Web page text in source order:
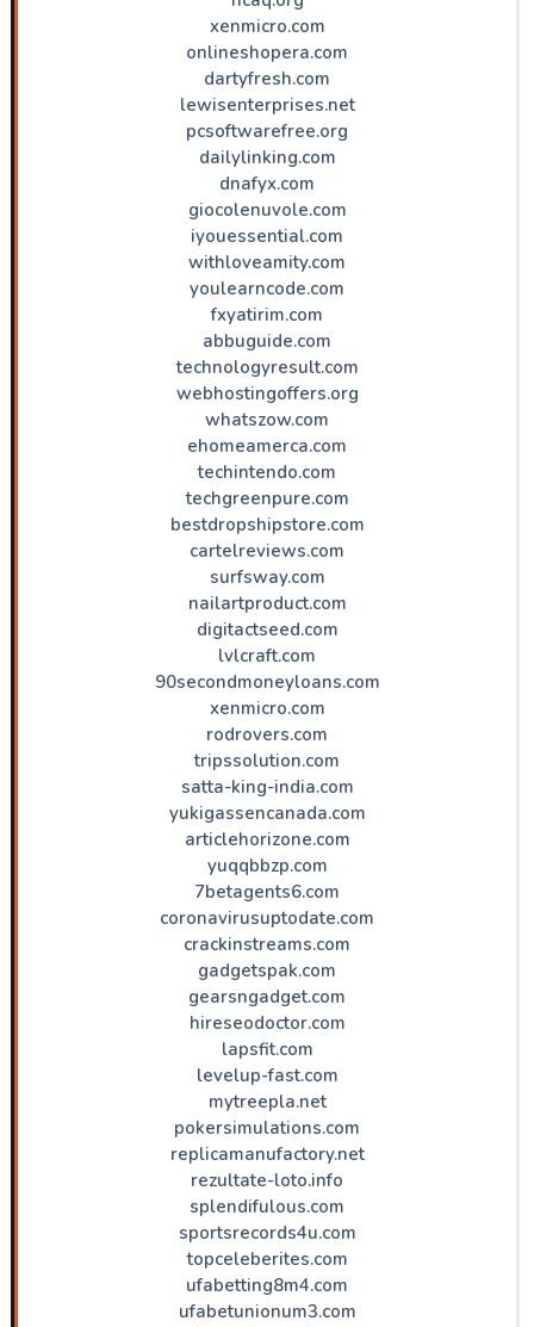
xenmicro.com
onlineshopera.com
dartyfresh.com
lewisenterprises.net
pcsoftwarefree.org
dailylinking.com
dnafyx.com
giocolenuvole.com
iyouessential.com
withloveamity.com
youlearncode.com
fxyatirim.com
abbuguide.com
technologyresult.com
webhostingoffers.org
whatszow.com
ehomeamerca.com
techintendo.com
techgreenpure.com
bestdropshipstore.com
cartelreviews.com
surfsway.com
nailartproduct.com
digitactseed.com
lvlcraft.com
90secondmoneyloans.com
xenmicro.com
rodrovers.com
tripssolution.com
satta-king-india.com
yukigassencanada.com
articlehorizone.com
yuqqbbzp.com
7betagents6.com
coronavirusuptodate.com
crackinstreams.com
gadgetspak.com
gearsngadget.com
hireseodoctor.com
lapsfit.com
levelup-fast.com
mytreepla.net
pokersimulations.com
replicamanufactory.net
rezultate-loto.info
splendifulous.com
sportsrecords4u.com
topceleberites.com
ufabetting8m4.com
ufabetunionum3.com